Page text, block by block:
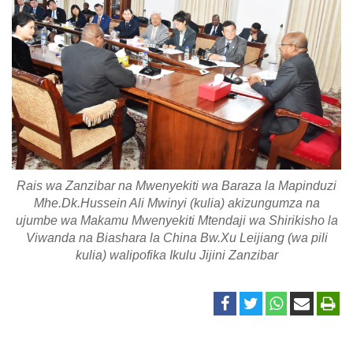
Rais wa Zanzibar na Mwenyekiti wa Baraza la Mapinduzi
Mhe.Dk.Hussein Ali Mwinyi (kulia) akizungumza na
ujumbe wa Makamu Mwenyekiti Mtendaji wa Shirikisho la
Viwanda na Biashara la China Bw.Xu Leijiang (wa pili
kulia) walipofika Ikulu Jijini Zanzibar